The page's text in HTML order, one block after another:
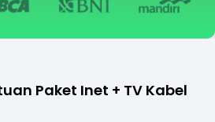
Paket Inet + TV Kabel